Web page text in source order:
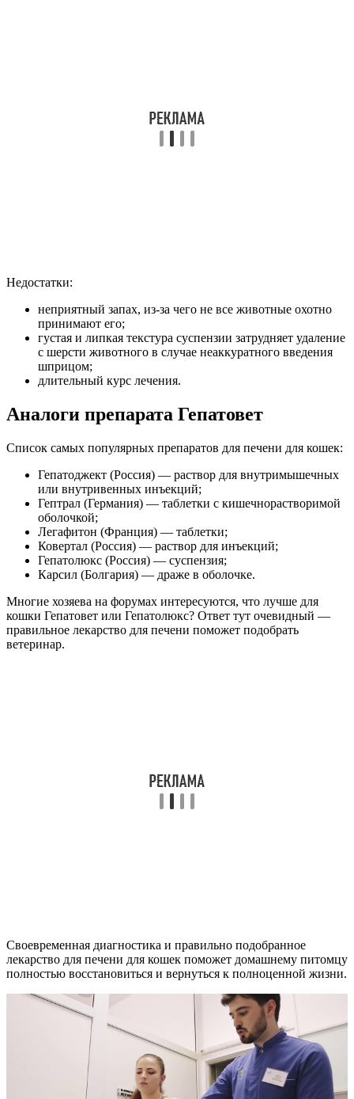
Недостатки:
неприятный запах, из-за чего не все животные охотно
принимают его;
густая и липкая текстура суспензии затрудняет удаление
с шерсти животного в случае неаккуратного введения
шприцом;
длительный курс лечения.
Аналоги препарата Гепатовет
Список самых популярных препаратов для печени для кошек:
Гепатоджект (Россия) — раствор для внутримышечных
или внутривенных инъекций;
Гептрал (Германия) — таблетки с кишечнорастворимой
оболочкой;
Легафитон (Франция) — таблетки;
Ковертал (Россия) — раствор для инъекций;
Гепатолюкс (Россия) — суспензия;
Карсил (Болгария) — драже в оболочке.
Многие хозяева на форумах интересуются, что лучше для
кошки Гепатовет или Гепатолюкс? Ответ тут очевидный —
правильное лекарство для печени поможет подобрать
ветеринар.
Своевременная диагностика и правильно подобранное
лекарство для печени для кошек поможет домашнему питомцу
полностью восстановиться и вернуться к полноценной жизни.